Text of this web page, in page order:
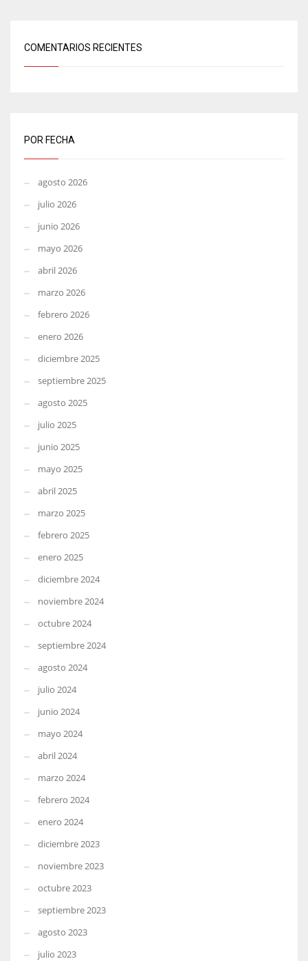
COMENTARIOS RECIENTES
POR FECHA
agosto 2026
julio 2026
junio 2026
mayo 2026
abril 2026
marzo 2026
febrero 2026
enero 2026
diciembre 2025
septiembre 2025
agosto 2025
julio 2025
junio 2025
mayo 2025
abril 2025
marzo 2025
febrero 2025
enero 2025
diciembre 2024
noviembre 2024
octubre 2024
septiembre 2024
agosto 2024
julio 2024
junio 2024
mayo 2024
abril 2024
marzo 2024
febrero 2024
enero 2024
diciembre 2023
noviembre 2023
octubre 2023
septiembre 2023
agosto 2023
julio 2023